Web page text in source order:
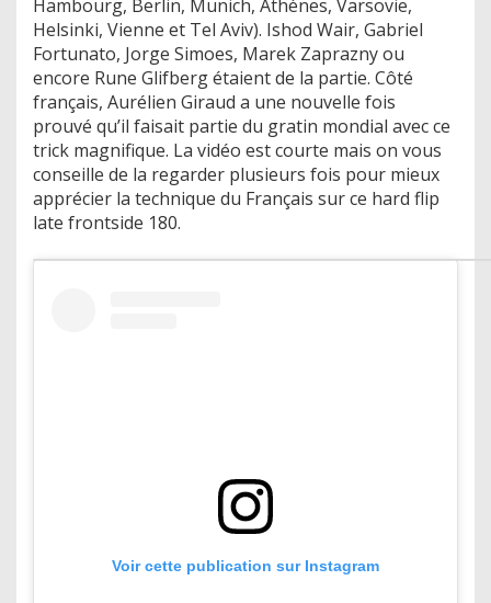
Hambourg, Berlin, Munich, Athènes, Varsovie,
Helsinki, Vienne et Tel Aviv). Ishod Wair, Gabriel
Fortunato, Jorge Simoes, Marek Zaprazny ou
encore Rune Glifberg étaient de la partie. Côté
français, Aurélien Giraud a une nouvelle fois
prouvé qu’il faisait partie du gratin mondial avec ce
trick magnifique. La vidéo est courte mais on vous
conseille de la regarder plusieurs fois pour mieux
apprécier la technique du Français sur ce hard flip
late frontside 180.
Voir cette publication sur Instagram